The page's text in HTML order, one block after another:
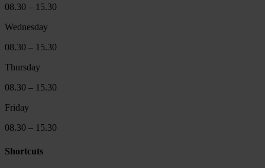
08.30 – 15.30
Wednesday
08.30 – 15.30
Thursday
08.30 – 15.30
Friday
08.30 – 15.30
Shortcuts